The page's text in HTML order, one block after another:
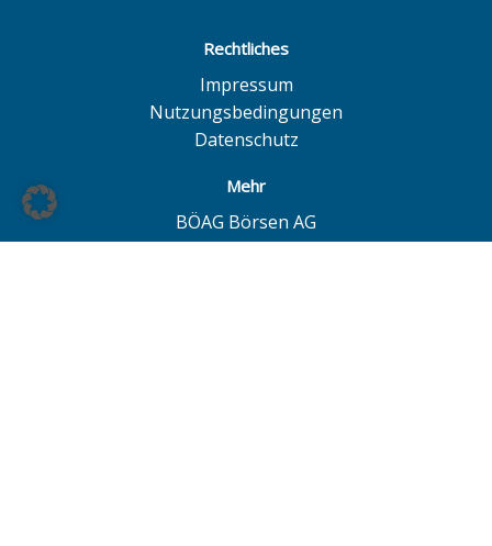
Rechtliches
Impressum
Nutzungsbedingungen
Datenschutz
Mehr
BÖAG Börsen AG
Börse Hamburg